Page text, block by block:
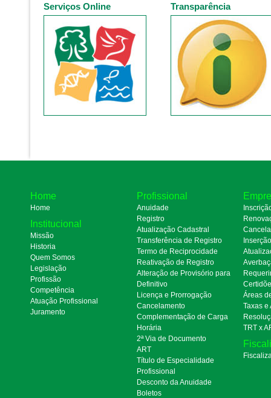
Serviços Online Transparência
Home
Home
Institucional
Missão
Historia
Quem Somos
Legislação
Profissão
Competência
Atuação Profissional
Juramento
Profissional
Anuidade
Registro
Atualização Cadastral
Transferência de Registro
Termo de Reciprocidade
Reativação de Registro
Alteração de Provisório para
Definitivo
Licença e Prorrogação
Cancelamento
Complementação de Carga
Horária
2ª Via de Documento
ART
Título de Especialidade
Profissional
Desconto da Anuidade
Boletos
Áreas
Taxas e
TRT x